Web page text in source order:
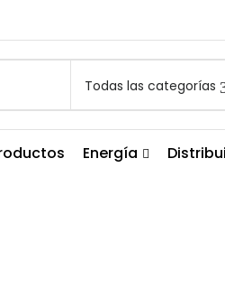
Todas las categorías
Energía